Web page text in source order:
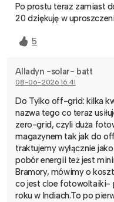
Po prostu teraz zamiast
20 dziękuję w
5
Alladyn -solar- batt
08-06-2026 16:41
Do Tylko off-grid: kilka
nazwa tego co teraz
zero-grid, czyli duża
magazynem tak jak do
traktujemy wyłącznie
pobór energii też jest
Bramory, mówimy o
co jest cloe fotowoltaiki-
roku w Indiach.To po